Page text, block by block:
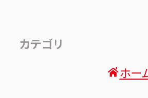
カテゴリ
ホー